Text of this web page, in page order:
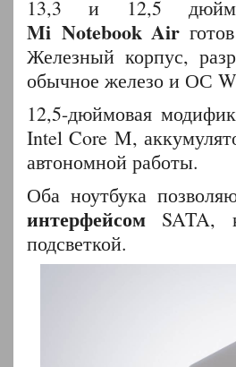
13,3 и 12,5 дюйма,
Mi Notebook Air
Железный корпус,
обычное железо и ОС
12,5-дюймовая
Intel Core M,
автономной работы.
Оба ноутбука
интерфейсом SATA,
подсветкой.